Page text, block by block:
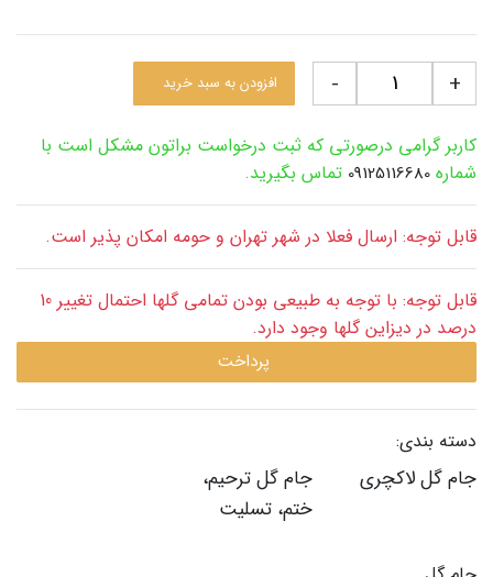
+
- افزودن به سبد خرید
کاربر گرامی درصورتی که ثبت درخواست براتون مشکل است با
شماره 09125116680 تماس بگیرید.
قابل توجه: ارسال فعلا در شهر تهران و حومه امکان پذیر است.
قابل توجه: با توجه به طبیعی بودن تمامی گلها احتمال تغییر 10
درصد در دیزاین گلها وجود دارد.
پرداخت
دسته بندی:
جام گل لاکچری
جام گل ترحیم،
ختم، تسلیت